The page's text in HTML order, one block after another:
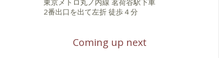
鑑と制作し、CD『WONDER RAIN』
をリリース。コンピレーション・ア
超えるヒット作となる。南米パタゴ
東京メトロ丸ノ内線 茗荷谷駅下車
2番出口を出て左折 徒歩４分
Coming up next